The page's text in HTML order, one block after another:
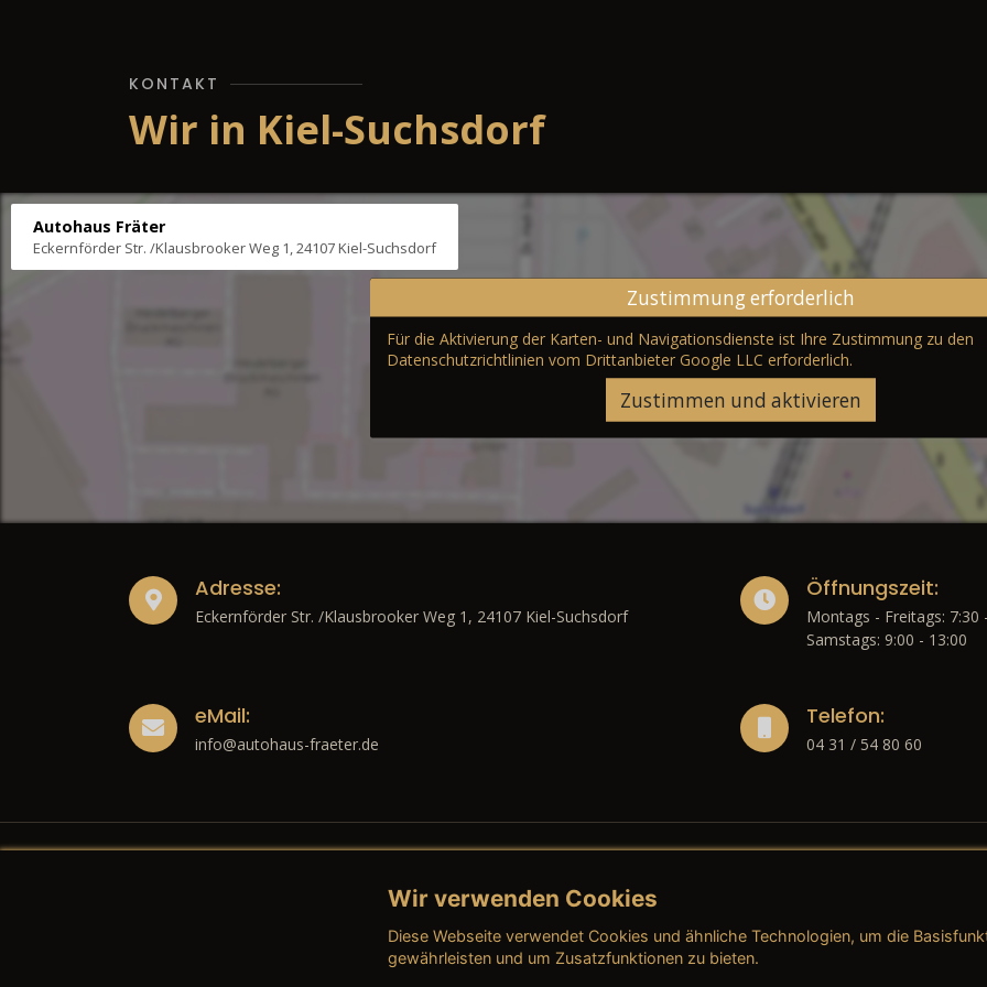
KONTAKT
Wir in Kiel-Suchsdorf
Autohaus Fräter
Eckernförder Str. /Klausbrooker Weg 1, 24107 Kiel-Suchsdorf
Zustimmung erforderlich
Für die Aktivierung der Karten- und Navigationsdienste ist Ihre Zustimmung zu den
Datenschutzrichtlinien vom Drittanbieter Google LLC erforderlich.
Zustimmen und aktivieren
Adresse:
Eckernförder Str. /Klausbrooker Weg 1, 24107 Kiel-Suchsdorf
Öffnungszeit:
Montags - Freitags: 7:30
Samstags: 9:00 - 13:00
eMail:
info@autohaus-fraeter.de
Telefon:
04 31 / 54 80 60
Rechtliches
→ Impressum
→ AGB (Neuwagen)
→
Wir verwenden Cookies
Diese Webseite verwendet Cookies und ähnliche Technologien, um die
gewährleisten und um Zusatzfunktionen zu bieten.